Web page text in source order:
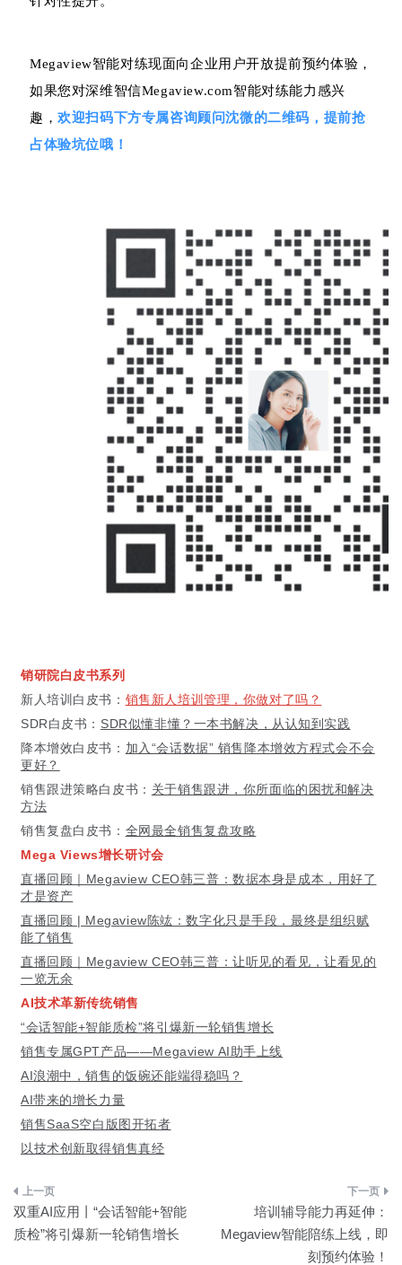
Megaview智能对练现面向企业用户开放提前预约体验，
如果您对深维智信Megaview.com智能对练能力感兴
趣，欢迎扫码下方专属咨询顾问沈微的二维码，提前抢
占体验坑位哦！
销研院白皮书系列
新人培训白皮书： 销售新人培训管理，你做对了吗？
SDR白皮书： SDR似懂非懂？一本书解决，从认知到实践
降本增效白皮书： 加入“会话数据” 销售降本增效方程式会不会
更好？
销售跟进策略白皮书： 关于销售跟进，你所面临的困扰和解决
方法
销售复盘白皮书： 全网最全销售复盘攻略
Mega Views增长研讨会
直播回顾｜Megaview CEO韩三普：数据本身是成本，用好了
才是资产
直播回顾 | Megaview陈竑：数字化只是手段，最终是组织赋
能了销售
直播回顾｜Megaview CEO韩三普：让听见的看见，让看见的
一览无余
AI技术革新传统销售
“会话智能+智能质检”将引爆新一轮销售增长
销售专属GPT产品——Megaview AI助手上线
AI浪潮中，销售的饭碗还能端得稳吗？
AI带来的增长力量
销售SaaS空白版图开拓者
以技术创新取得销售真经
文
章
双重AI应用丨“会话智能+智能
质检”将引爆新一轮销售增长
培训辅导能力再延伸：
Megaview智能陪练上线，即
刻预约体验！